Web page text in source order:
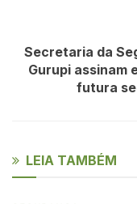
Secretaria da
Gurupi assinam
futura
LEIA TAMBÉM